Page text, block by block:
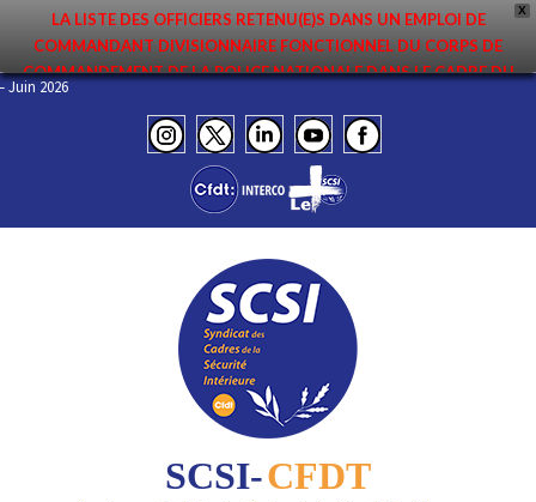
X
LA LISTE DES OFFICIERS RETENU(E)S DANS UN EMPLOI DE
COMMANDANT DIVISIONNAIRE FONCTIONNEL DU CORPS DE
COMMANDEMENT DE LA POLICE NATIONALE DANS LE CADRE DU
PREMIER MOUVEMENT 2026 A ÉTÉ DIFFUSÉE. ELLE EST DISPONIBLE EN
PAGES PROTÉGÉES DU SITE. FÉLICITATIONS AUX NOMMÉ(E)S !
– Juin 2026
SCSI-CFDT